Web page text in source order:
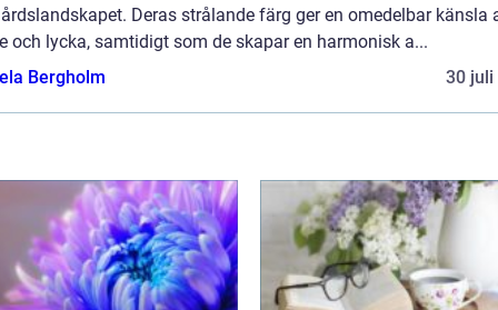
Deras strålande färg ger en omedelbar känsla
och lycka, samtidigt som de skapar en harmonisk a...
Bergholm
30 juli